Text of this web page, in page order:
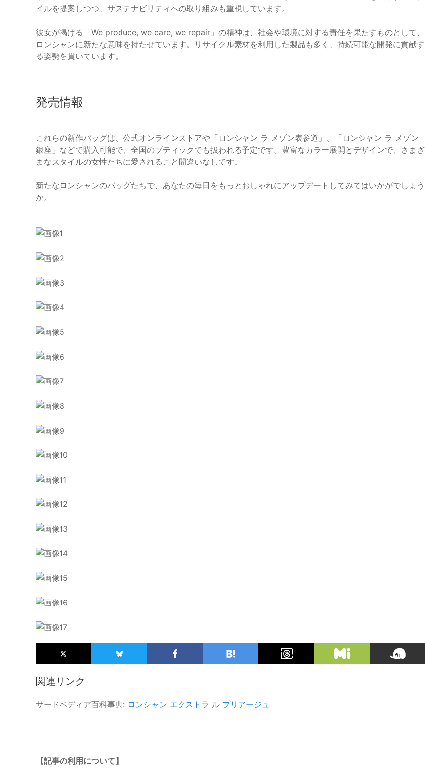
イルを提案しつつ、サステナビリティへの取り組みも重視しています。
彼女が掲げる「We produce, we care, we repair」の精神は、社会や環境に対する責任を果たすものとして、
ロンシャンに新たな意味を持たせています。リサイクル素材を利用した製品も多く、持続可能な開発に貢献す
る姿勢を貫いています。
発売情報
これらの新作バッグは、公式オンラインストアや「ロンシャン ラ メゾン表参道」、「ロンシャン ラ メゾン
銀座」などで購入可能で、全国のブティックでも扱われる予定です。豊富なカラー展開とデザインで、さまざ
まなスタイルの女性たちに愛されること間違いなしです。
新たなロンシャンのバッグたちで、あなたの毎日をもっとおしゃれにアップデートしてみてはいかがでしょう
か。
関連リンク
サードペディア百科事典: ロンシャン エクストラ ル プリアージュ
【記事の利用について】